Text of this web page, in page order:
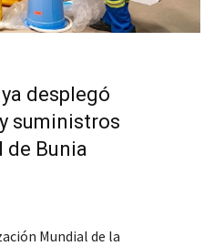
desplegó
suministros
de Bunia
Mundial de la